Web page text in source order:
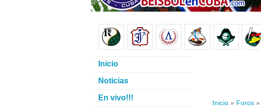
Inicio » Foros »
Inicio
Noticias
En vivo!!!